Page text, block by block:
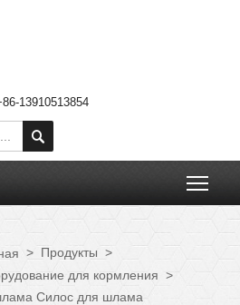
13910513854

> Продукты >
для кормления >
Силос для шлама